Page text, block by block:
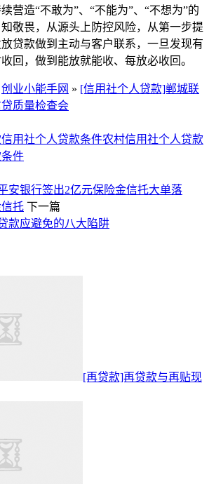
营造“不敢为”、“不能为”、“不想为”的
敬畏，从源头上防控风险，从第一步提
贷款做到主动与客户联系，一旦发现有
回，做到能放就能收、每放必收回。
创业小能手网 » [信用社个人贷款]郸城联
质量检查会
信用社个人贷款条件农村信用社个人贷款
件
安银行签出2亿元保险金信托大单落
托 下一篇
款应避免的八大陷阱
[再贷款]再贷款与再贴现